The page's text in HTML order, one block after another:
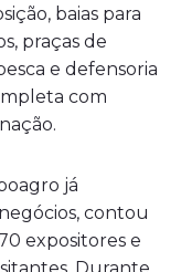
baias para
praças de
e defensoria
com
já
contou
expositores e